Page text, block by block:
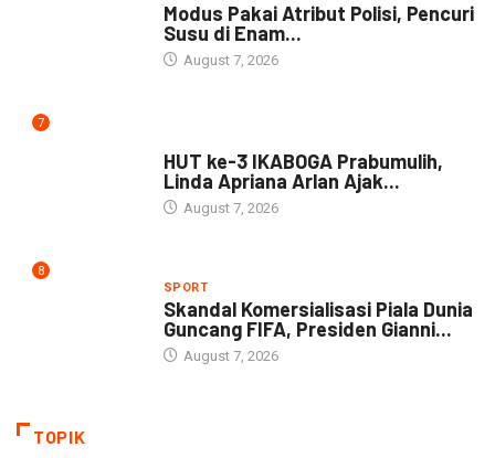
Modus Pakai Atribut Polisi, Pencuri
Susu di Enam...
August 7, 2026
7
HUT ke-3 IKABOGA Prabumulih,
Linda Apriana Arlan Ajak...
August 7, 2026
8
SPORT
Skandal Komersialisasi Piala Dunia
Guncang FIFA, Presiden Gianni...
August 7, 2026
TOPIK